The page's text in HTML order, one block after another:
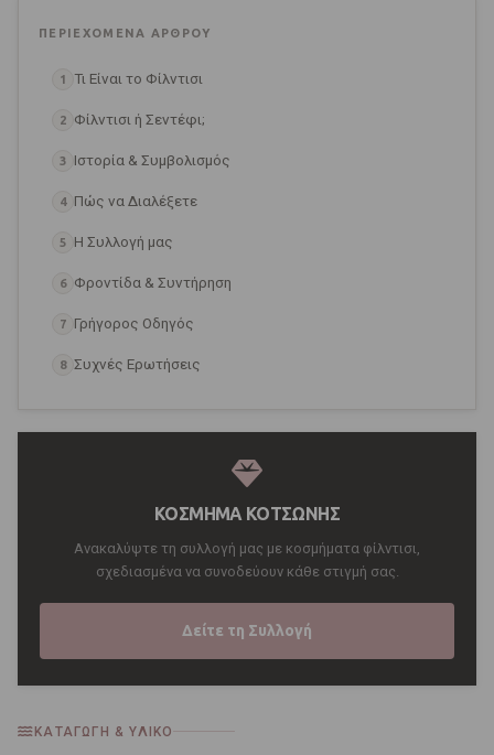
ΠΕΡΙΕΧΌΜΕΝΑ ΆΡΘΡΟΥ
1 Τι Είναι το Φίλντισι
2 Φίλντισι ή Σεντέφι;
3 Ιστορία & Συμβολισμός
4 Πώς να Διαλέξετε
5 Η Συλλογή μας
6 Φροντίδα & Συντήρηση
7 Γρήγορος Οδηγός
8 Συχνές Ερωτήσεις
ΚΟΣΜΗΜΑ ΚΟΤΣΩΝΗΣ
Ανακαλύψτε τη συλλογή μας με κοσμήματα φίλντισι,
σχεδιασμένα να συνοδεύουν κάθε στιγμή σας.
Δείτε τη Συλλογή
ΚΑΤΑΓΩΓΉ & ΥΛΙΚΌ